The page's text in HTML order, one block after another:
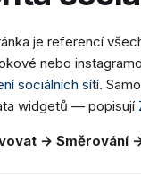
je referencí
nebo
sociálních sítí.
widgetů — popisují
→ Směrování